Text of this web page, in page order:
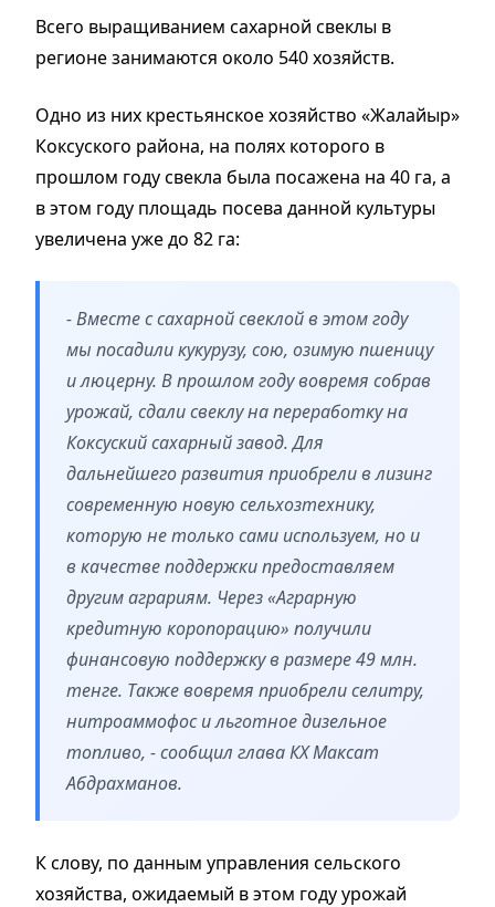
Всего выращиванием сахарной свеклы в
регионе занимаются около 540 хозяйств.
Одно из них крестьянское хозяйство «Жалайыр»
Коксуского района, на полях которого в
прошлом году свекла была посажена на 40 га, а
в этом году площадь посева данной культуры
увеличена уже до 82 га:
- Вместе с сахарной свеклой в этом году
мы посадили кукурузу, сою, озимую пшеницу
и люцерну. В прошлом году вовремя собрав
урожай, сдали свеклу на переработку на
Коксуский сахарный завод. Для
дальнейшего развития приобрели в лизинг
современную новую сельхозтехнику,
которую не только сами используем, но и
в качестве поддержки предоставляем
другим аграриям. Через «Аграрную
кредитную коропорацию» получили
финансовую поддержку в размере 49 млн.
тенге. Также вовремя приобрели селитру,
нитроаммофос и льготное дизельное
топливо, - сообщил глава КХ Максат
Абдрахманов.
К слову, по данным управления сельского
хозяйства, ожидаемый в этом году урожай